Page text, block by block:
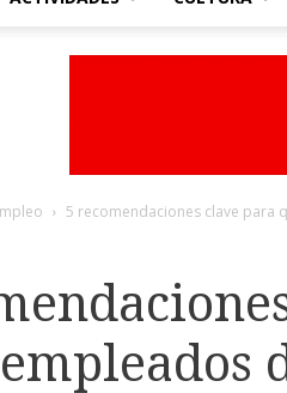
5 recomendaciones clave para